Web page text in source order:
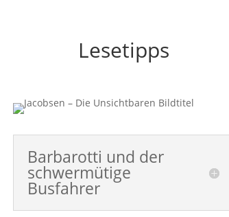
Lesetipps
Barbarotti und der
schwermütige
Busfahrer